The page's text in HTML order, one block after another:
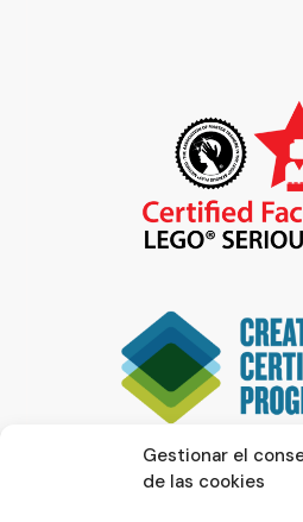
Gestionar el
de las cookies